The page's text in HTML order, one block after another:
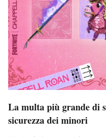
La multa più grande di
sicurezza dei minori